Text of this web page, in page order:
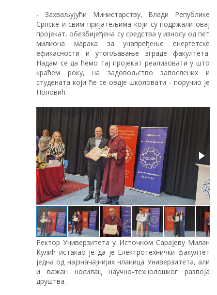
- Захваљујући Министарству, Влади Републике
Српске и свим пријатељима који су подржали овај
пројекат, обезбијеђена су средства у износу од пет
милиона марака за унапређење енергетске
ефикасности и утопљавање зграде факултета.
Надам се да ћемо тај пројекат реализовати у што
краћем року, на задовољство запослених и
студената који ће се овдје школовати - поручио је
Поповић.
Ректор Универзитета у Источном Сарајеву Милан
Кулић истакао је да је Електротехнички факултет
једна од најзначајнијих чланица Универзитета, али
и важан носилац научно-технолошког развоја
друштва.